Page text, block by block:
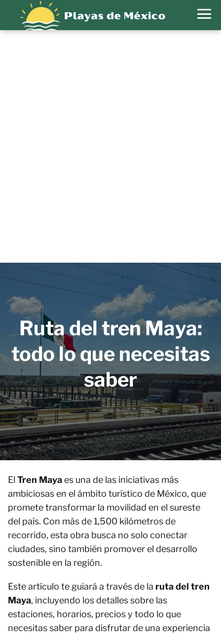
Ruta del tren Maya:
todo lo que necesitas
saber
El Tren Mayaes una de las iniciativas más
ambiciosas en el ámbito turístico de México, que
promete transformar la movilidad en el sureste
del país. Con más de 1,500 kilómetros de
recorrido, esta obra busca no solo conectar
ciudades, sino también promover el desarrollo
sostenible en la región.
Este artículo te guiará a través de la ruta del tren
Maya, incluyendo los detalles sobre las
estaciones, horarios, precios y todo lo que
necesitas saber para disfrutar de una experiencia